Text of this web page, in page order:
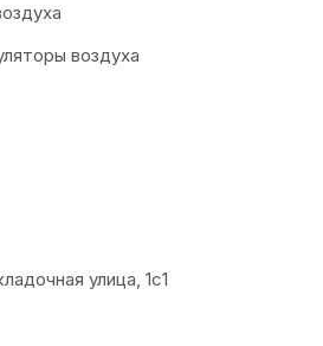
воздуха
улица, 1с1